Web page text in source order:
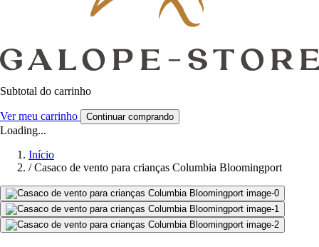
Subtotal do carrinho
Ver meu carrinho Continuar comprando
Loading...
Início
/ Casaco de vento para crianças Columbia Bloomingport